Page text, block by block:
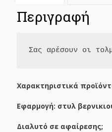
Περιγραφή
Σας αρέσουν οι
Χαρακτηριστικά
Εφαρμογή: στυλ
Διαλυτό σε